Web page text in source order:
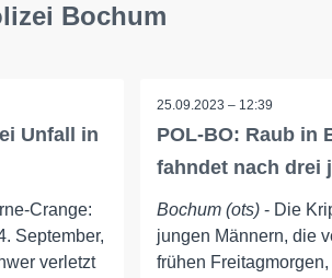
Bochum
Unfall in
Crange:
September,
verletzt
25.09.2023 – 12:39
POL-BO: Raub in
fahndet nach drei
Bochum (ots)- Die
jungen Männern, die
frühen